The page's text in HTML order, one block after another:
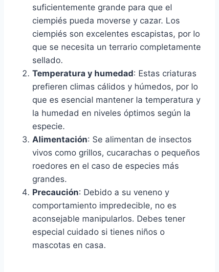
suficientemente grande para que el
ciempiés pueda moverse y cazar. Los
ciempiés son excelentes escapistas, por lo
que se necesita un terrario completamente
sellado.
Temperatura y humedad: Estas criaturas
prefieren climas cálidos y húmedos, por lo
que es esencial mantener la temperatura y
la humedad en niveles óptimos según la
especie.
Alimentación: Se alimentan de insectos
vivos como grillos, cucarachas o pequeños
roedores en el caso de especies más
grandes.
Precaución: Debido a su veneno y
comportamiento impredecible, no es
aconsejable manipularlos. Debes tener
especial cuidado si tienes niños o
mascotas en casa.